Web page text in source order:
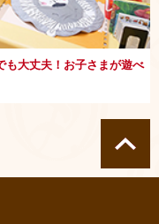
も大丈夫！お子さまが遊べ